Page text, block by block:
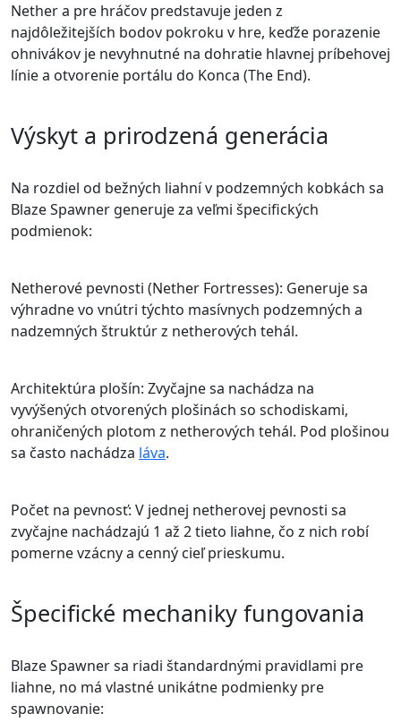
Nether a pre hráčov predstavuje jeden z
najdôležitejších bodov pokroku v hre, keďže porazenie
ohnivákov je nevyhnutné na dohratie hlavnej príbehovej
línie a otvorenie portálu do Konca (The End).
Výskyt a prirodzená generácia
Na rozdiel od bežných liahní v podzemných kobkách sa
Blaze Spawner generuje za veľmi špecifických
podmienok:
Netherové pevnosti (Nether Fortresses): Generuje sa
výhradne vo vnútri týchto masívnych podzemných a
nadzemných štruktúr z netherových tehál.
Architektúra plošín: Zvyčajne sa nachádza na
vyvýšených otvorených plošinách so schodiskami,
ohraničených plotom z netherových tehál. Pod plošinou
sa často nachádza láva.
Počet na pevnosť: V jednej netherovej pevnosti sa
zvyčajne nachádzajú 1 až 2 tieto liahne, čo z nich robí
pomerne vzácny a cenný cieľ prieskumu.
Špecifické mechaniky fungovania
Blaze Spawner sa riadi štandardnými pravidlami pre
liahne, no má vlastné unikátne podmienky pre
spawnovanie: